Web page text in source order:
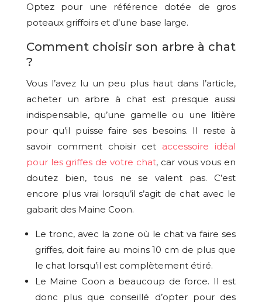
Optez pour une référence dotée de gros
poteaux griffoirs et d’une base large.
Comment choisir son arbre à chat
?
Vous l’avez lu un peu plus haut dans l’article,
acheter un arbre à chat est presque aussi
indispensable, qu’une gamelle ou une litière
pour qu’il puisse faire ses besoins. Il reste à
savoir comment choisir cet accessoire idéal
pour les griffes de votre chat, car vous vous en
doutez bien, tous ne se valent pas. C’est
encore plus vrai lorsqu’il s’agit de chat avec le
gabarit des Maine Coon.
Le tronc, avec la zone où le chat va faire ses
griffes, doit faire au moins 10 cm de plus que
le chat lorsqu’il est complètement étiré.
Le Maine Coon a beaucoup de force. Il est
donc plus que conseillé d’opter pour des